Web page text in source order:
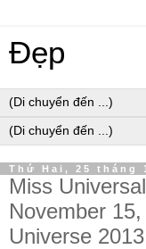
Đẹp
Thứ Hai, 25 tháng
Miss
November
Universe